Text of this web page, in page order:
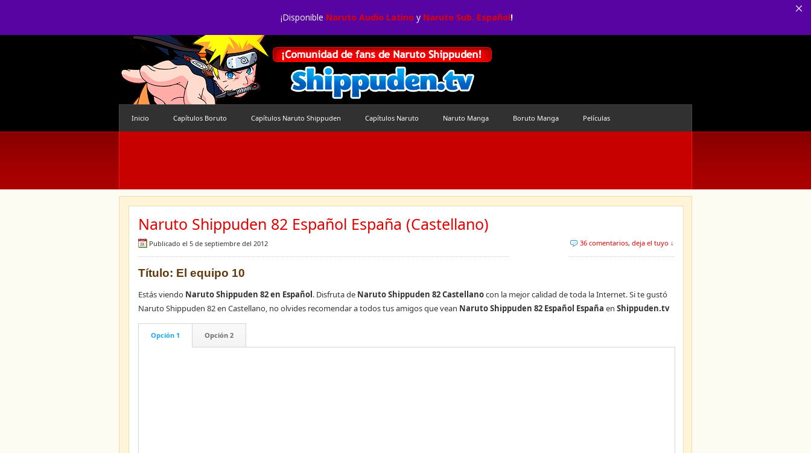
¡Disponible Naruto Audio Latino y Naruto Sub. Español!
Inicio Capítulos Boruto Capítulos Naruto Shippuden Capítulos Naruto Naruto Manga Boruto Manga Películas
Naruto Shippuden 82 Español España (Castellano)
Publicado el 5 de septiembre del 2012 36 comentarios, deja el tuyo ↓
Título: El equipo 10
Estás viendo Naruto Shippuden 82 en Español. Disfruta de Naruto Shippuden 82 Castellanocon la mejor calidad de toda la Internet. Si te gustó
Naruto Shippuden 82 en Castellano, no olvides recomendar a todos tus amigos que vean Naruto Shippuden 82 Español España en Shippuden.tv
Opción 1 Opción 2